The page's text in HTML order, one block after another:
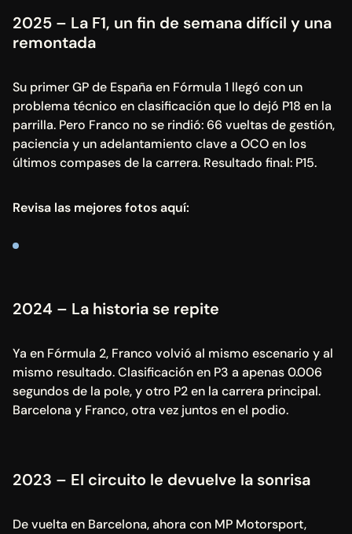
2025 – La F1, un fin de semana difícil y una
remontada
Su primer GP de España en Fórmula 1 llegó con un
problema técnico en clasificación que lo dejó P18 en la
parrilla. Pero Franco no se rindió: 66 vueltas de gestión,
paciencia y un adelantamiento clave a OCO en los
últimos compases de la carrera. Resultado final: P15.
Revisa las mejores fotos aquí:
2024 – La historia se repite
Ya en Fórmula 2, Franco volvió al mismo escenario y al
mismo resultado. Clasificación en P3 a apenas 0.006
segundos de la pole, y otro P2 en la carrera principal.
Barcelona y Franco, otra vez juntos en el podio.
2023 – El circuito le devuelve la sonrisa
De vuelta en Barcelona, ahora con MP Motorsport,